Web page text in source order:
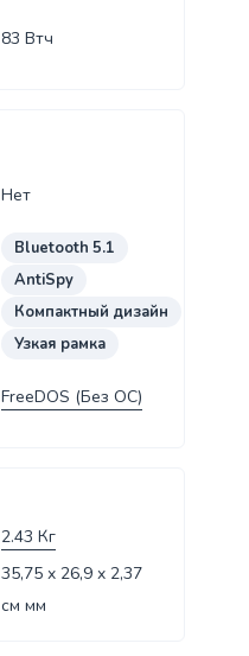
83 Втч
Нет
Bluetooth 5.1
AntiSpy
Компактный дизайн
Узкая рамка
FreeDOS (Без ОС)
2.43 Кг
35,75 x 26,9 x 2,37
см мм